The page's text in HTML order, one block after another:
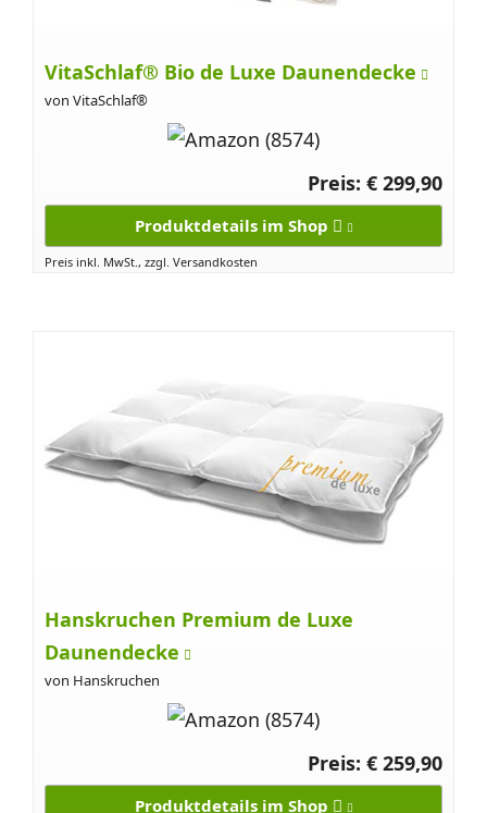
VitaSchlaf® Bio de Luxe Daunendecke
von VitaSchlaf®
Preis: € 299,90
Produktdetails im Shop
Preis inkl. MwSt., zzgl. Versandkosten
Hanskruchen Premium de Luxe
Daunendecke
von Hanskruchen
Preis: € 259,90
Produktdetails im Shop